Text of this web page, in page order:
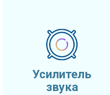
Усилитель
звука